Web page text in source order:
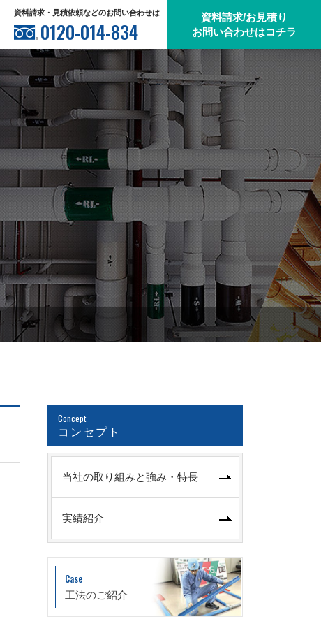
資料請求・見積依頼などのお問い合わせは
0120-014-834
資料請求/お見積り
お問い合わせはコチラ
Concept
コンセプト
当社の取り組みと強み・特長
実績紹介
Case
工法のご紹介